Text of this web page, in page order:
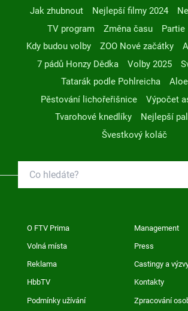
Jak zhubnout Nejlepší filmy 2024
TV program
Změna času Partie
Kdy budou volby
ZOO Nové začátky
7 pádů Honzy Dědka
Volby 2025
Tatarák podle Pohlreicha
Pěstování lichořeřišnice
Výpočet
Tvarohové knedlíky
Nejlepší
Švestkový koláč
O FTV Prima Management
Volná místa Press
Reklama Castingy a
HbbTV Kontakty
Podmínky užívání Zpracování